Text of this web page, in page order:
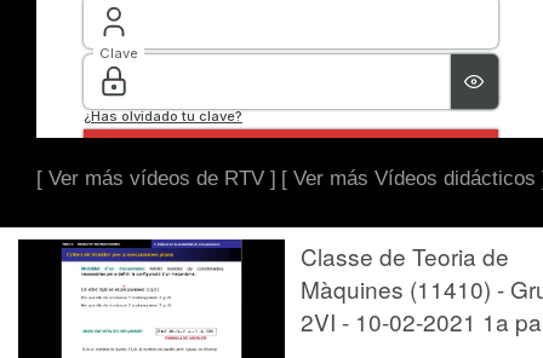
[ Ver más vídeos de RTV ] [ Ver más Vídeos didácticos
Classe de Teoria de
Màquines (11410) -
2VI - 10-02-2021 1a